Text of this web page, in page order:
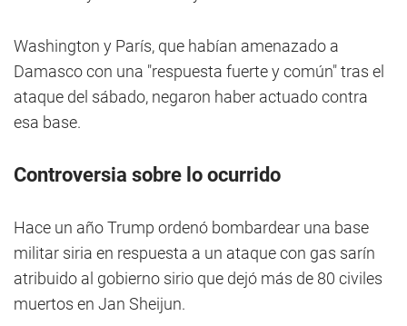
Washington y París, que habían amenazado a
Damasco con una "respuesta fuerte y común" tras el
ataque del sábado, negaron haber actuado contra
esa base.
Controversia sobre lo ocurrido
Hace un año Trump ordenó bombardear una base
militar siria en respuesta a un ataque con gas sarín
atribuido al gobierno sirio que dejó más de 80 civiles
muertos en Jan Sheijun.